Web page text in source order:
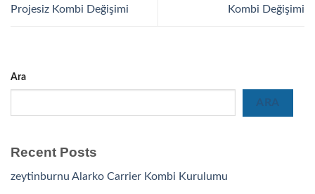
Projesiz Kombi Değişimi
Kombi Değişimi
Ara
ARA
Recent Posts
zeytinburnu Alarko Carrier Kombi Kurulumu